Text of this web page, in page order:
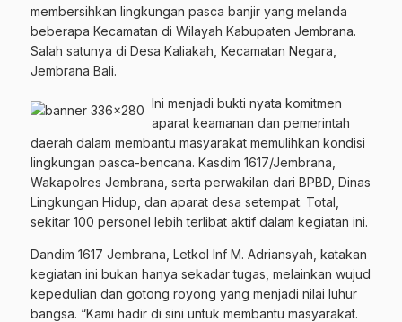
membersihkan lingkungan pasca banjir yang melanda
beberapa Kecamatan di Wilayah Kabupaten Jembrana.
Salah satunya di Desa Kaliakah, Kecamatan Negara,
Jembrana Bali.
Ini menjadi bukti nyata komitmen
aparat keamanan dan pemerintah
daerah dalam membantu masyarakat memulihkan kondisi
lingkungan pasca-bencana. Kasdim 1617/Jembrana,
Wakapolres Jembrana, serta perwakilan dari BPBD, Dinas
Lingkungan Hidup, dan aparat desa setempat. Total,
sekitar 100 personel lebih terlibat aktif dalam kegiatan ini.
Dandim 1617 Jembrana, Letkol Inf M. Adriansyah, katakan
kegiatan ini bukan hanya sekadar tugas, melainkan wujud
kepedulian dan gotong royong yang menjadi nilai luhur
bangsa. “Kami hadir di sini untuk membantu masyarakat.